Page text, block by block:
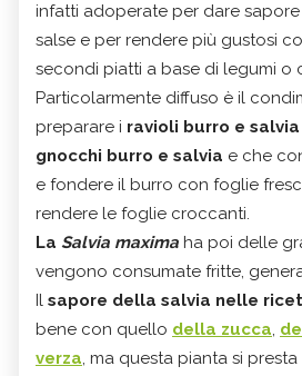
infatti adoperate per dare sapore
salse e per rendere più gustosi
secondi piatti a base di legumi o
Particolarmente diffuso è il
preparare i ravioli burro e salvia
gnocchi burro e salvia e che
e fondere il burro con foglie
rendere le foglie croccanti.
La Salvia maxima ha poi delle
vengono consumate fritte,
Il sapore della salvia nelle
bene con quello della zucca,
verza, ma questa pianta si